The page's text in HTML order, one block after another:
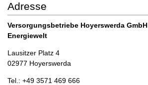
Adresse
Versorgungsbetriebe Hoyerswerda GmbH
Energiewelt
Lausitzer Platz 4
02977 Hoyerswerda
Tel.: +49 3571 469 666